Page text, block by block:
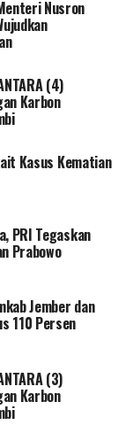
Nusron
(4)
Karbon
Kasus Kematian
PRI Tegaskan
Prabowo
Jember dan
110 Persen
(3)
Karbon